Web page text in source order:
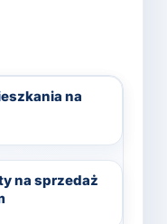
na
na sprzedaż